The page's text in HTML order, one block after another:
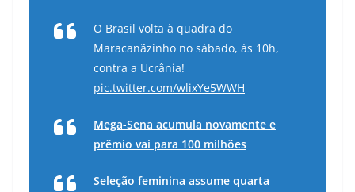
O Brasil volta à quadra do
Maracanãzinho no sábado, às 10h,
contra a Ucrânia!
pic.twitter.com/wlixYe5WWH
Mega-Sena acumula novamente e
prêmio vai para 100 milhões
Seleção feminina assume quarta